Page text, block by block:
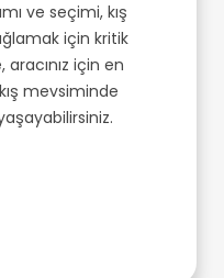
ve seçimi, kış
için kritik
için en
mevsiminde